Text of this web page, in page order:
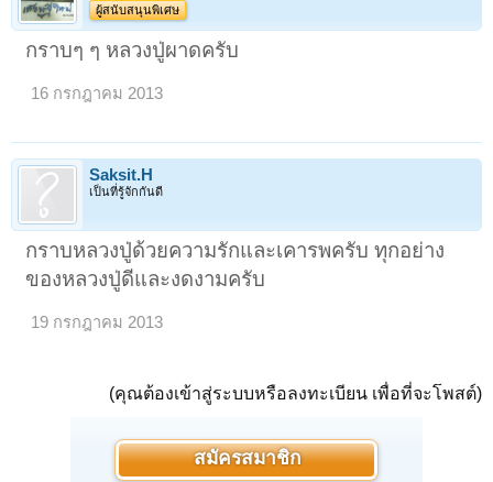
ผู้สนับสนุนพิเศษ
กราบๆ ๆ หลวงปู่ผาดครับ
16 กรกฎาคม 2013
Saksit.H
เป็นที่รู้จักกันดี
กราบหลวงปู่ด้วยความรักและเคารพครับ ทุกอย่าง
ของหลวงปู่ดีและงดงามครับ
19 กรกฎาคม 2013
(คุณต้องเข้าสู่ระบบหรือลงทะเบียน เพื่อที่จะโพสต์)
สมัครสมาชิก